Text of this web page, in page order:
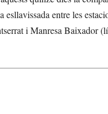
esllavissada entre les
i Manresa Baixador